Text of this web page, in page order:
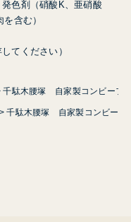
色剤（硝酸K、亜硝酸
含む）
てください）
千駄木腰塚 自家製コンビー
千駄木腰塚 自家製コンビ